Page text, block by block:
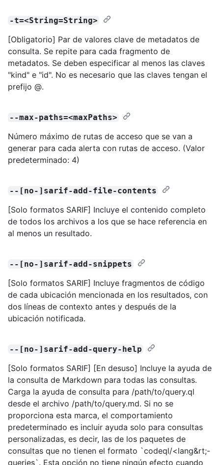
-t=<String=String>
[Obligatorio] Par de valores clave de metadatos de
consulta. Se repite para cada fragmento de
metadatos. Se deben especificar al menos las claves
"kind" e "id". No es necesario que las claves tengan el
prefijo @.
--max-paths=<maxPaths>
Número máximo de rutas de acceso que se van a
generar para cada alerta con rutas de acceso. (Valor
predeterminado: 4)
--[no-]sarif-add-file-contents
[Solo formatos SARIF] Incluye el contenido completo
de todos los archivos a los que se hace referencia en
al menos un resultado.
--[no-]sarif-add-snippets
[Solo formatos SARIF] Incluye fragmentos de código
de cada ubicación mencionada en los resultados, con
dos líneas de contexto antes y después de la
ubicación notificada.
--[no-]sarif-add-query-help
[Solo formatos SARIF] [En desuso] Incluye la ayuda de
la consulta de Markdown para todas las consultas.
Carga la ayuda de consulta para /path/to/query.ql
desde el archivo /path/to/query.md. Si no se
proporciona esta marca, el comportamiento
predeterminado es incluir ayuda solo para consultas
personalizadas, es decir, las de los paquetes de
consultas que no tienen el formato `codeql/<lang&rt;-
queries`. Esta opción no tiene ningún efecto cuando